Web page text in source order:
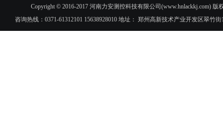
Copyright © 2016-2017 河南力安测控科技有限公司(www.hnlackkj.com)
咨询热线：0371-61312101 15638928010 地址： 郑州高新技术产业开发区翠竹